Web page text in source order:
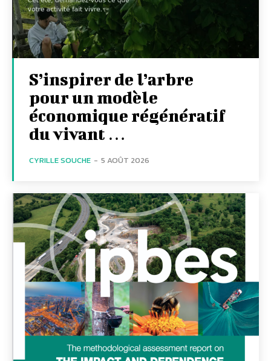
S’inspirer de l’arbre
pour un modèle
économique régénératif
du vivant …
CYRILLE SOUCHE - 5 AOÛT 2026